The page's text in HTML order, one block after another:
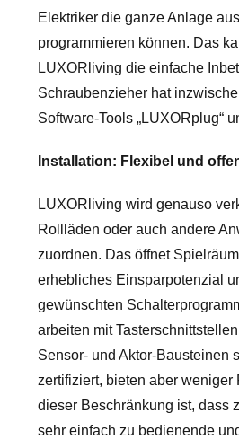
Elektriker die ganze Anlage
programmieren können. Das
LUXORliving die einfache
Schraubenzieher hat
Software-Tools „LUXORplug“
Installation: Flexibel und
LUXORliving wird genauso
Rollläden oder auch andere
zuordnen. Das öffnet
erhebliches Einsparpotenzial
gewünschten
arbeiten mit
Sensor- und Aktor-Bausteinen
zertifiziert, bieten aber weniger
dieser Beschränkung ist, dass
sehr einfach zu bedienende